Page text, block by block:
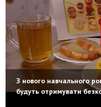
З нового навчального
будуть отримувати